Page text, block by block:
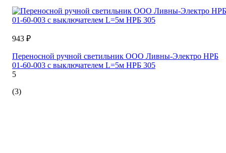
943 ₽
Переносной ручной светильник ООО Ливны-Электро НРБ
01-60-003 с выключателем L=5м НРБ 305
5
(3)